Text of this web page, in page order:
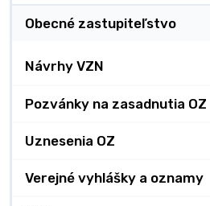
Obecné zastupiteľstvo
Návrhy VZN
Pozvánky na zasadnutia OZ
Uznesenia OZ
Verejné vyhlášky a oznamy